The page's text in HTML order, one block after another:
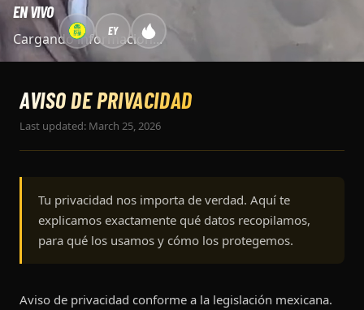
EN VIVO
Cargando información...
EY
AVISO DE PRIVACIDAD
Last updated: March 25, 2026
Tu privacidad nos importa de verdad. Aquí te
explicamos exactamente qué datos recopilamos,
para qué los usamos y cómo los protegemos.
Aviso de privacidad conforme a la legislación mexicana.